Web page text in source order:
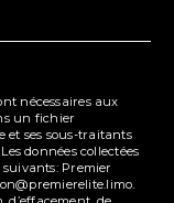
nécessaires aux
un fichier
et ses sous-traitants
données collectées
Premier